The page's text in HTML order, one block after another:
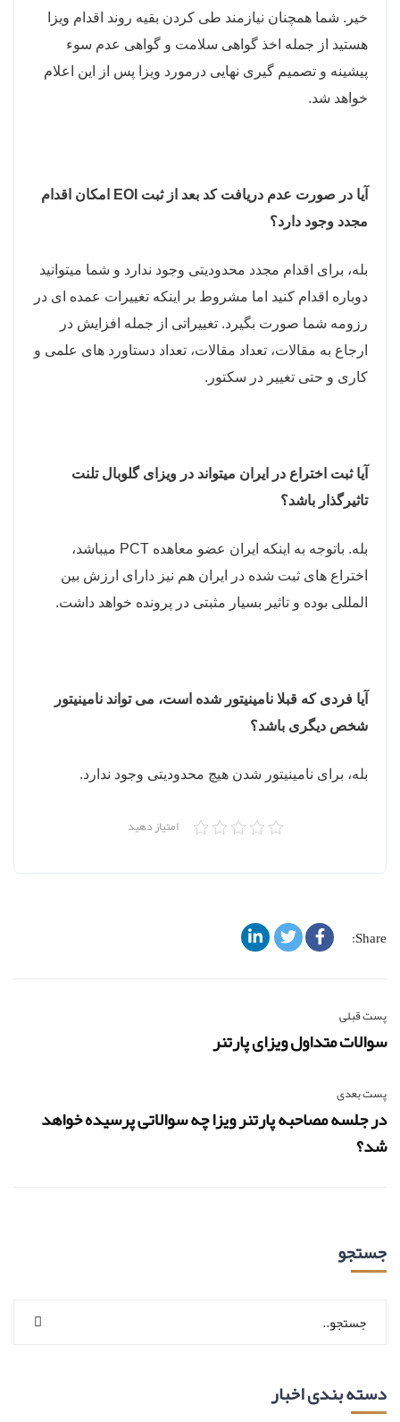
خیر. شما همچنان نیازمند طی کردن بقیه روند اقدام ویزا
هستید از جمله اخذ گواهی سلامت و گواهی عدم سوء
پیشینه و تصمیم گیری نهایی درمورد ویزا پس از این اعلام
خواهد شد.
آیا در صورت عدم دریافت کد بعد از ثبت EOI
امکان اقدام
مجدد وجود دارد؟
بله، برای اقدام مجدد محدودیتی وجود ندارد و شما میتوانید
دوباره اقدام کنید اما مشروط بر اینکه تغییرات عمده ای در
رزومه شما صورت بگیرد. تغییراتی از جمله افزایش در
ارجاع به مقالات، تعداد مقالات، تعداد دستاورد های علمی و
کاری و حتی تغییر در سکتور.
آیا ثبت اختراع در ایران میتواند در ویزای گلوبال تلنت
تاثیرگذار باشد؟
بله. باتوجه به اینکه ایران عضو معاهده PCT میباشد،
اختراع های ثبت شده در ایران هم نیز دارای ارزش بین
المللی بوده و تاثیر بسیار مثبتی در پرونده خواهد داشت.
آیا فردی که قبلا نامینیتور شده است، می تواند نامینیتور
شخص دیگری باشد؟
بله، برای نامینیتور شدن هیچ محدودیتی وجود ندارد.
امتیاز دهید
Share:
پست قبلی
سوالات متداول ویزای پارتنر
پست بعدی
در جلسه مصاحبه پارتنر ویزا چه سوالاتی پرسیده خواهد
شد؟
جستجو
دسته بندی اخبار